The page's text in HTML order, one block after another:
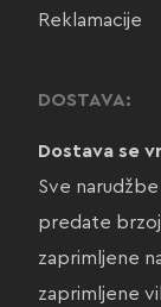
Reklamacije
DOSTAVA:
Dostava se
Sve
predate
zaprimljene
zaprimljene